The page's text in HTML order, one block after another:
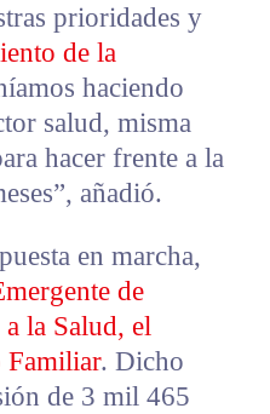
prioridades y
de la
haciendo
salud, misma
hacer frente a la
añadió.
en marcha,
de
la Salud, el
Familiar. Dicho
de 3 mil 465